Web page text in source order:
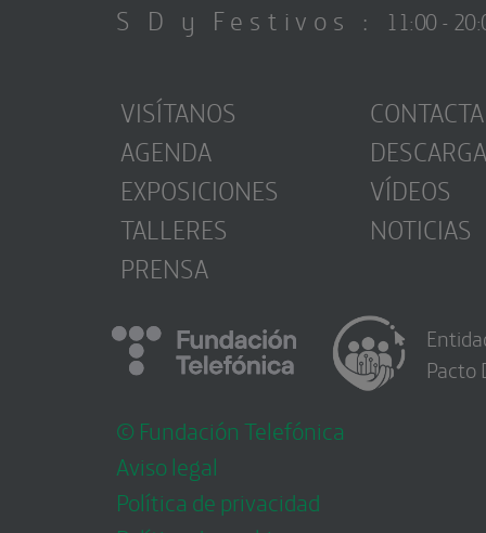
S D y Festivos : 11:00 -
VISÍTANOS
AGENDA
EXPOSICIONES
TALLERES
PRENSA
CONTACTA
VÍDEOS
NOTICIAS
© Fundación Telefónica
Aviso legal
Política de privacidad
Pacto